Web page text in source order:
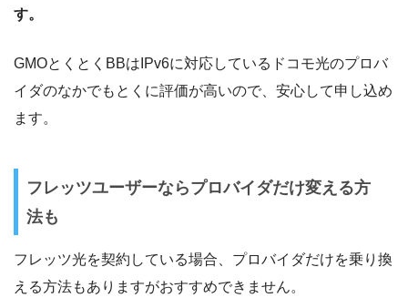
す。
GMOとくとくBBはIPv6に対応しているドコモ光のプロバ
イダのなかでもとくに評価が高いので、安心して申し込め
ます。
フレッツユーザーならプロバイダだけ変える方
法も
フレッツ光を契約している場合、プロバイダだけを乗り換
える方法もありますがおすすめできません。